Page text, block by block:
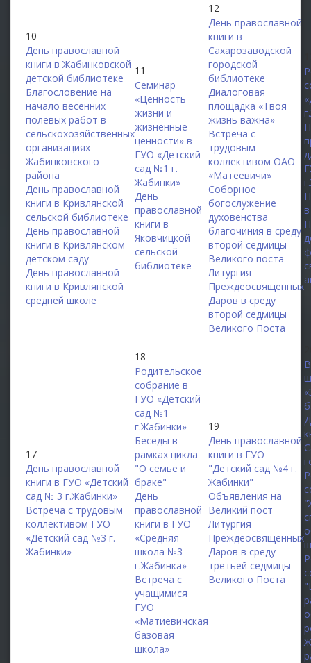
10
День православной
книги в Жабинковской
детской библиотеке
Благословение на
начало весенних
полевых работ в
сельскохозяйственных
организациях
Жабинковского
района
День православной
книги в Кривлянской
сельской библиотеке
День православной
книги в Кривлянском
детском саду
День православной
книги в Кривлянской
средней школе
11
Семинар
«Ценность
жизни и
жизненные
ценности» в
ГУО «Детский
сад №1 г.
Жабинки»
День
православной
книги в
Яковчицкой
сельской
библиотеке
12
День православной
книги в
Сахарозаводской
городской
библиотеке
Диалоговая
площадка «Твоя
жизнь важна»
Встреча с
трудовым
коллективом ОАО
«Матеевичи»
Соборное
богослужение
духовенства
благочиния в среду
второй седмицы
Великого поста
Литургия
Преждеосвященных
Даров в среду
второй седмицы
Великого Поста
17
День православной
книги в ГУО «Детский
сад № 3 г.Жабинки»
Встреча с трудовым
коллективом ГУО
«Детский сад №3 г.
Жабинки»
18
Родительское
собрание в
ГУО «Детский
сад №1
г.Жабинки»
Беседы в
рамках цикла
"О семье и
браке"
День
православной
книги в ГУО
«Средняя
школа №3
г.Жабинка»
Встреча с
учащимися
ГУО
«Матиевичская
базовая
школа»
19
День православной
книги в ГУО
"Детский сад №4 г.
Жабинки"
Объявления на
Великий пост
Литургия
Преждеосвященных
Даров в среду
третьей седмицы
Великого Поста